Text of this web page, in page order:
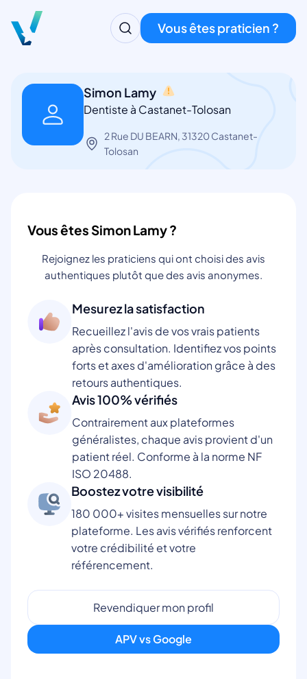
Vous êtes praticien ?
Simon Lamy
Dentiste à Castanet-Tolosan
2 Rue DU BEARN, 31320 Castanet-
Tolosan
Vous êtes Simon Lamy ?
Rejoignez les praticiens qui ont choisi des avis
authentiques plutôt que des avis anonymes.
Mesurez la satisfaction
Recueillez l'avis de vos vrais patients
après consultation. Identifiez vos points
forts et axes d'amélioration grâce à des
retours authentiques.
Avis 100% vérifiés
Contrairement aux plateformes
généralistes, chaque avis provient d'un
patient réel. Conforme à la norme NF
ISO 20488.
Boostez votre visibilité
180 000+ visites mensuelles sur notre
plateforme. Les avis vérifiés renforcent
votre crédibilité et votre
référencement.
Revendiquer mon profil
APV vs Google